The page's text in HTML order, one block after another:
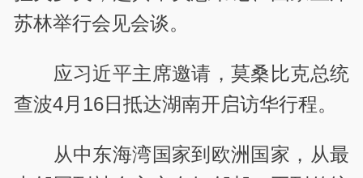
苏林举行会见会谈。
应习近平主席邀请，莫桑比克总统
查波4月16日抵达湖南开启访华行程。
从中东海湾国家到欧洲国家，从最